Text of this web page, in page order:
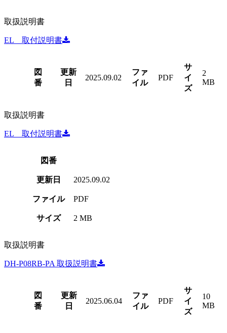
取扱説明書
EL 取付説明書
図
番
更新
日
2025.09.02
ファ
イル
PDF
サ
イ
ズ
2
MB
取扱説明書
EL 取付説明書
図番
更新日 2025.09.02
ファイル PDF
サイズ 2 MB
取扱説明書
DH-P08RB-PA 取扱説明書
図
番
更新
日
2025.06.04
ファ
イル
PDF
サ
イ
ズ
10
MB